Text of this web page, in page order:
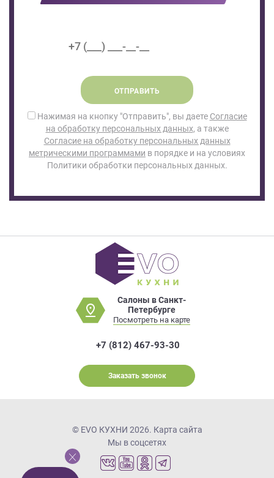
ОТПРАВИТЬ
Нажимая на кнопку "Отправить", вы даете Согласие
на обработку персональных данных, а также
Согласие на обработку персональных данных
метрическими программами в порядке и на условиях
Политики обработки персональных данных.
Салоны в Санкт-
Петербурге
Посмотреть на карте
+7 (812) 467-93-30
Заказать звонок
© EVO КУХНИ 2026. Карта сайта
Мы в соцсетях